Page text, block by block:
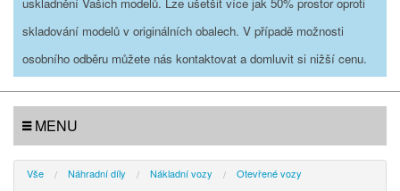
uskladnění Vašich modelů. Lze ušetšit více jak 50% prostor oproti
skladování modelů v originálních obalech. V případě možnosti
osobního odběru můžete nás kontaktovat a domluvit si nižší cenu.
MENU
Vše Náhradní díly Nákladní vozy
Otevřené vozy